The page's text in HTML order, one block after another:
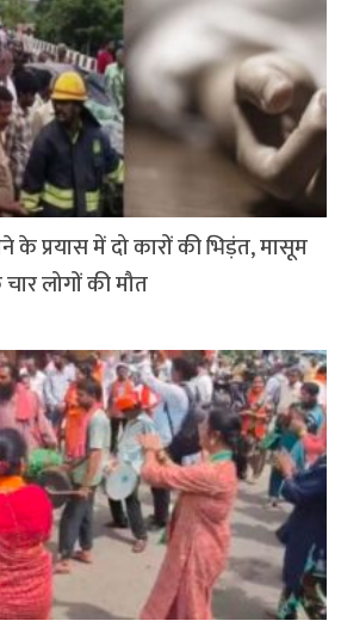
के प्रयास में दो कारों की भिड़ंत, मासूम
लोगों की मौत